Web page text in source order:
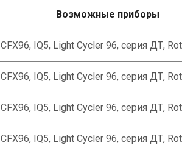
Возможные приборы
CFX96, IQ5, Light Cycler 96, серия ДТ,
CFX96, IQ5, Light Cycler 96, серия ДТ,
CFX96, IQ5, Light Cycler 96, серия ДТ,
CFX96, IQ5, Light Cycler 96, серия ДТ,